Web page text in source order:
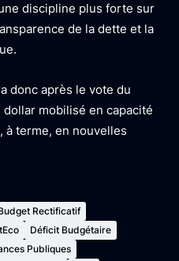
discipline plus forte sur
de la dette et la
donc après le vote du
mobilisé en capacité
à terme, en nouvelles
Rectificatif
Déficit Budgétaire
Publiques